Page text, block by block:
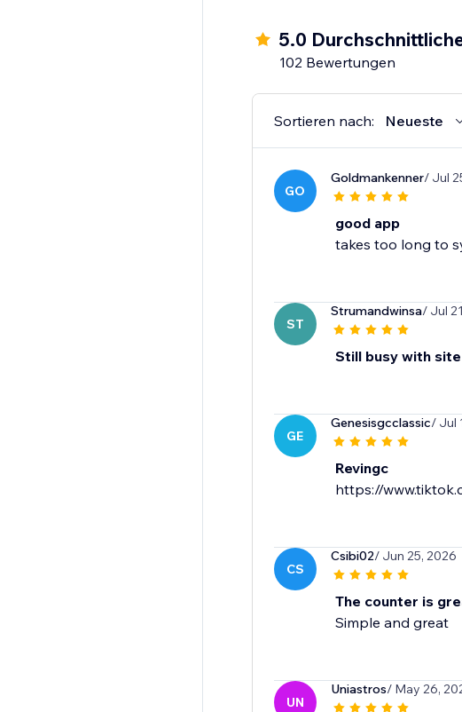
5.0
102 Bewertungen
Sortieren nach: Neueste
GO
Goldmankenner/ Jul
good app
takes too long to
ST
Strumandwinsa/ Jul
Still busy with
GE
Genesisgcclassic/ Jul
Revingc
https://
CS
Csibi02/ Jun 25, 2026
The counter is
Simple and great
UN
Uniastros/ May 26,